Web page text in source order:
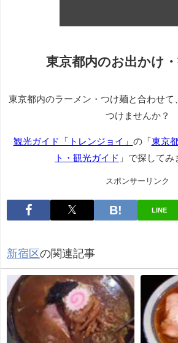
東京都内のお出かけ
東京都内のラーメン・つけ麺と合わせて
つけませんか？
観光ガイド「トレンジョイ」 の「 東京
ト・観光ガイド 」で探してみ
スポンサーリンク
LINE
新宿区の関連記事